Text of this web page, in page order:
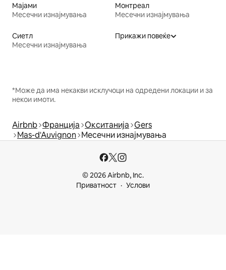
Мајами
Месечни изнајмувања
Монтреал
Месечни изнајмувања
Сиетл
Месечни изнајмувања
Прикажи повеќе
*Може да има некакви исклучоци на одредени локации и за
некои имоти.
Airbnb Франција Окситанија Gers
Mas-d'Auvignon Месечни изнајмувања
© 2026 Airbnb, Inc.
Приватност
Услови